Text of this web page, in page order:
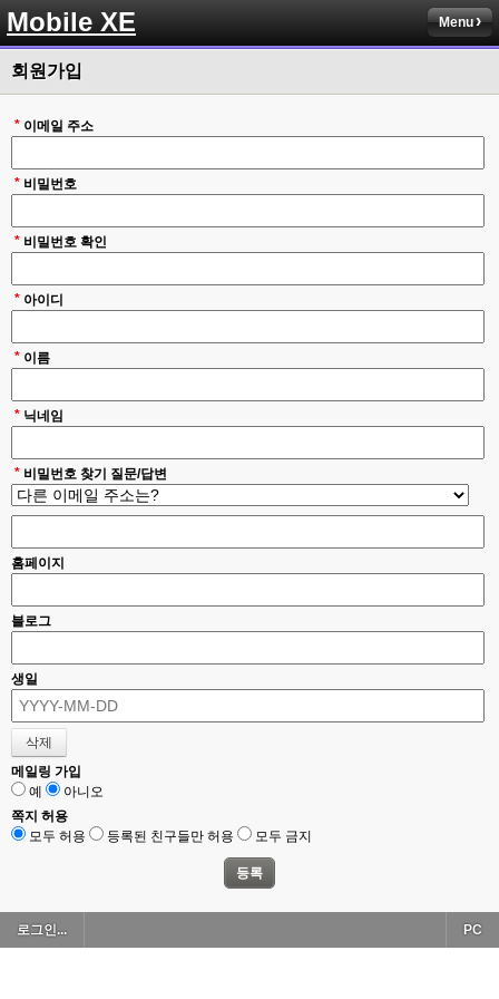
Mobile XE Menu
회원가입
이메일 주소
*
비밀번호
*
비밀번호 확인
*
* 아이디
* 이름
* 닉네임
* 비밀번호 찾기 질문/답변
홈페이지
블로그
생일
메일링 가입
예
아니오
쪽지 허용
모두 허용
등록된 친구들만 허용 모두 금지
로그인... PC